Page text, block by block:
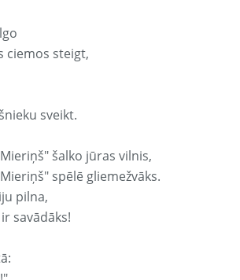
ciemos steigt,
sveikt.
šalko jūras vilnis,
spēlē gliemežvāks.
pilna,
savādāks!